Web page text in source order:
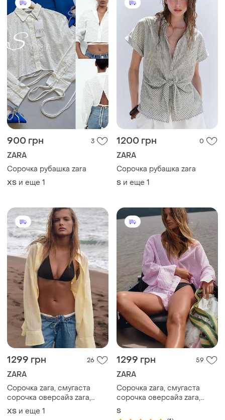
900 грн
ZARA
Сорочка рубашка zara
ХS и еще
1200 грн 0
ZARA
Сорочка рубашка zara
S и еще 1
1299 грн 26
ZARA
Сорочка zara, смугаста
сорочка оверсайз zara,
жовта сорочка в смужку
zara
и еще 1
1299 грн 59
ZARA
Сорочка zara, смугаста
сорочка оверсайз zara,
рожева сорочка в смужку
zara
ТОП объявлений